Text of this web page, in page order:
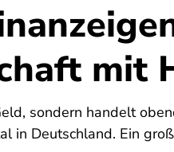
mit
sondern handelt
in Deutschland. Ein